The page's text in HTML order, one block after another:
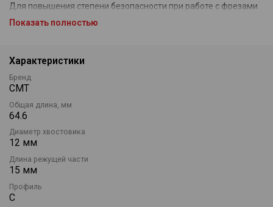
Для повышения степени безопасности при работе с фрезами
больших диаметров.
минуту на фрезерах мощностью не менее 1,65 КВт.
Показать полностью
Характеристики
Бренд
CMT
Общая длина, мм
64.6
Диаметр хвостовика
12 мм
Длина режущей части
15 мм
Профиль
С